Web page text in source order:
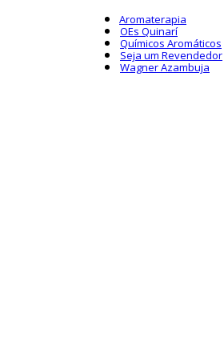
Aromaterapia
OEs Quinarí
Químicos Aromáticos
Seja um Revendedor
Wagner Azambuja